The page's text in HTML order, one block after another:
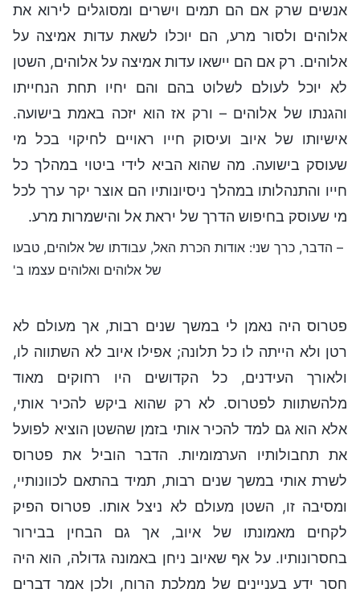
אנשים שרק אם הם תמים וישרים ומסוגלים לירוא את
אלוהים ולסור מרע, הם יוכלו לשאת עדות אמיצה על
אלוהים. רק אם הם יישאו עדות אמיצה על אלוהים, השטן
לא יוכל לעולם לשלוט בהם והם יחיו תחת הנחייתו
והגנתו של אלוהים – ורק אז הוא יזכה באמת בישועה.
אישיותו של איוב ועיסוק חייו ראויים לחיקוי בכל מי
שעוסק בישועה. מה שהוא הביא לידי ביטוי במהלך כל
חייו והתנהלותו במהלך ניסיונותיו הם אוצר יקר ערך לכל
מי שעוסק בחיפוש הדרך של יראת אל והישמרות מרע.
– הדבר, כרך שני: אודות הכרת האל, עבודתו של אלוהים, טבעו
של אלוהים ואלוהים עצמו ב'
פטרוס היה נאמן לי במשך שנים רבות, אך מעולם לא
רטן ולא הייתה לו כל תלונה; אפילו איוב לא השתווה לו,
ולאורך העידנים, כל הקדושים היו רחוקים מאוד
מלהשתוות לפטרוס. לא רק שהוא ביקש להכיר אותי,
אלא הוא גם למד להכיר אותי בזמן שהשטן הוציא לפועל
את תחבולותיו הערמומיות. הדבר הוביל את פטרוס
לשרת אותי במשך שנים רבות, תמיד בהתאם לכוונותיי,
ומסיבה זו, השטן מעולם לא ניצל אותו. פטרוס הפיק
לקחים מאמונתו של איוב, אך גם הבחין בבירור
בחסרונותיו. על אף שאיוב ניחן באמונה גדולה, הוא היה
חסר ידע בעניינים של ממלכת הרוח, ולכן אמר דברים